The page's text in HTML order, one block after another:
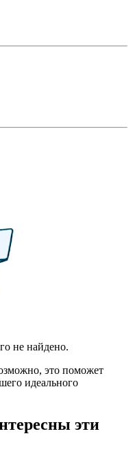
не найдено.
это поможет
идеального
эти